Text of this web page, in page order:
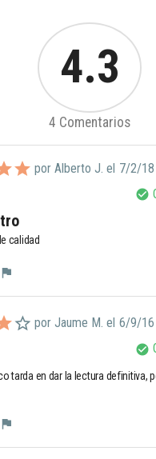
4.3
4 Comentarios
por Alberto J. el 7/2/18
check_circle
calidad
flag
por Jaume M. el 6/9/16
check_circle
tarda en dar la lectura definitiva,
flag